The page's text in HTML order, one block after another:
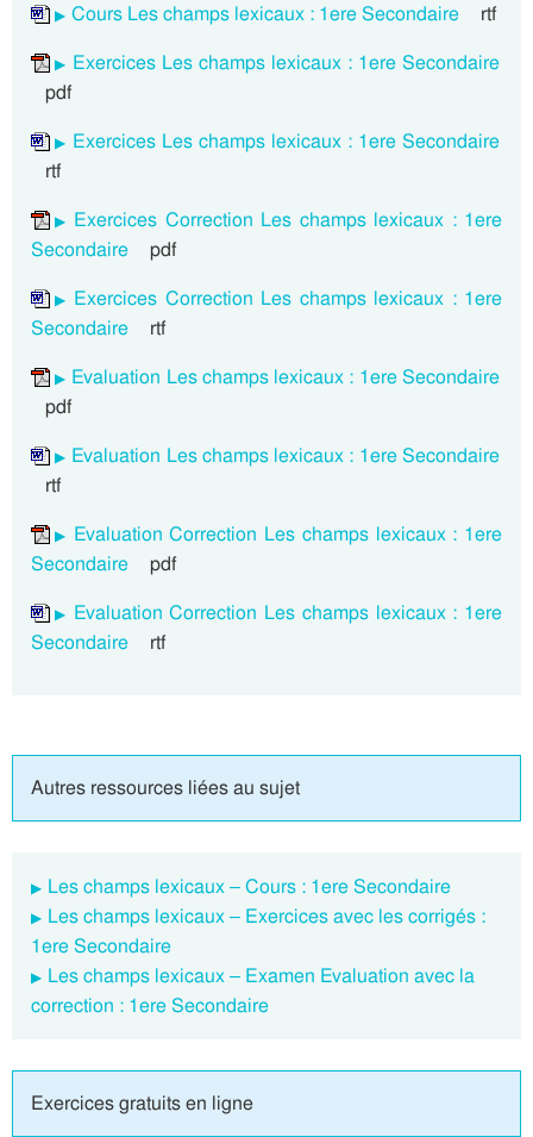
Cours Les champs lexicaux : 1ere Secondaire
rtf
Exercices Les champs lexicaux : 1ere Secondaire
pdf
Exercices Les champs lexicaux : 1ere Secondaire
rtf
Exercices Correction Les champs lexicaux : 1ere
Secondaire
pdf
Exercices Correction Les champs lexicaux : 1ere
Secondaire
rtf
Evaluation Les champs lexicaux : 1ere Secondaire
pdf
Evaluation Les champs lexicaux : 1ere Secondaire
rtf
Evaluation Correction Les champs lexicaux : 1ere
Secondaire
pdf
Evaluation Correction Les champs lexicaux : 1ere
Secondaire
rtf
Autres ressources liées au sujet
Les champs lexicaux – Cours : 1ere Secondaire
Les champs lexicaux – Exercices avec les corrigés :
1ere Secondaire
Les champs lexicaux – Examen Evaluation avec la
correction : 1ere Secondaire
Exercices gratuits en ligne